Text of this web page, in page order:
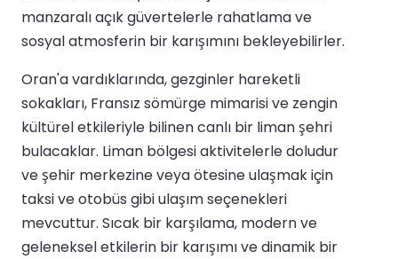
manzaralı açık güvertelerle rahatlama ve
sosyal atmosferin bir karışımını bekleyebilirler.
Oran'a vardıklarında, gezginler hareketli
sokakları, Fransız sömürge mimarisi ve zengin
kültürel etkileriyle bilinen canlı bir liman şehri
bulacaklar. Liman bölgesi aktivitelerle doludur
ve şehir merkezine veya ötesine ulaşmak için
taksi ve otobüs gibi ulaşım seçenekleri
mevcuttur. Sıcak bir karşılama, modern ve
geleneksel etkilerin bir karışımı ve dinamik bir